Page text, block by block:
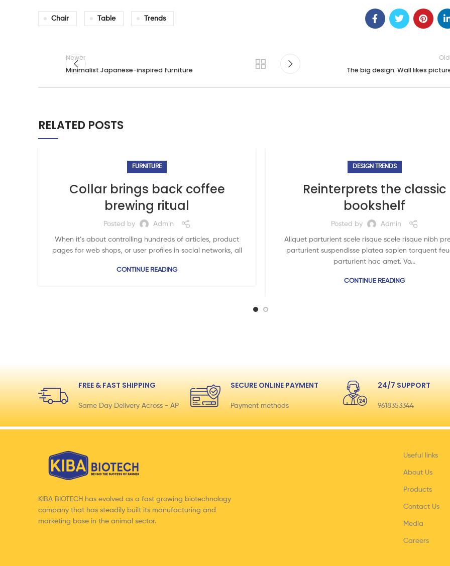
Chair Table Trends
Newer
Minimalist Japanese-inspired furniture The big design: Wall likes
RELATED POSTS
FURNITURE
Collar brings back coffee
brewing ritual
Posted by Admin
When it’s about controlling hundreds of articles, product
pages for web shops, or user profiles in social networks, all
CONTINUE READING
DESIGN TRENDS
Reinterprets the classic
bookshelf
Posted by Admin
Aliquet parturient scele risque scele risque nibh
parturient suspendisse platea sapien torquent
parturient hac amet. Vo...
CONTINUE READING
FREE & FAST SHIPPING
Same Day Delivery Across - AP
SECURE ONLINE PAYMENT
Payment methods
24/7 SUPPORT
9618353344
KIBA BIOTECH has evolved as a fast growing biotechnology
company that has steadily built its manufacturing and
marketing base in the animal sector.
Useful links
About Us
Products
Contact Us
Media
Careers